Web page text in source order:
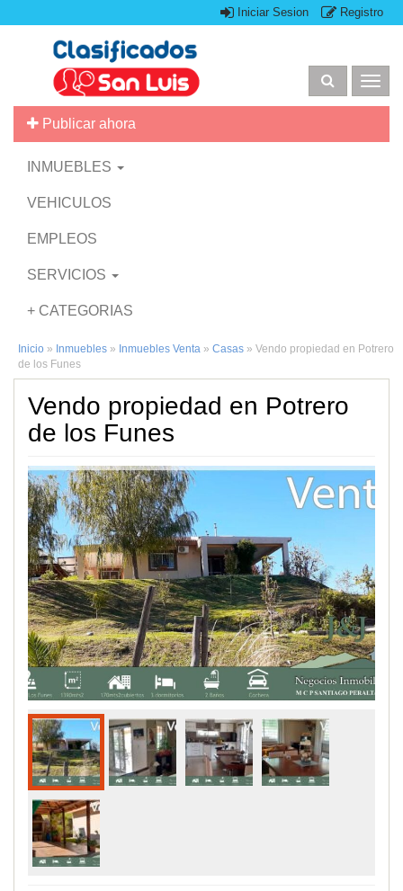
Iniciar Sesion Registro
Publicar ahora
INMUEBLES
VEHICULOS
EMPLEOS
SERVICIOS
+ CATEGORIAS
Inicio » Inmuebles » Inmuebles Venta » Casas » Vendo propiedad en Potrero
de los Funes
Vendo propiedad en Potrero
de los Funes